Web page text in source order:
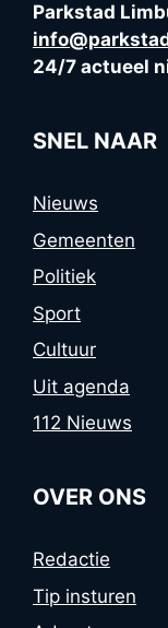
Parkstad
24/7 actueel
SNEL NAAR
Nieuws
Gemeenten
Politiek
Sport
Cultuur
Uit agenda
112 Nieuws
OVER ONS
Redactie
Tip insturen